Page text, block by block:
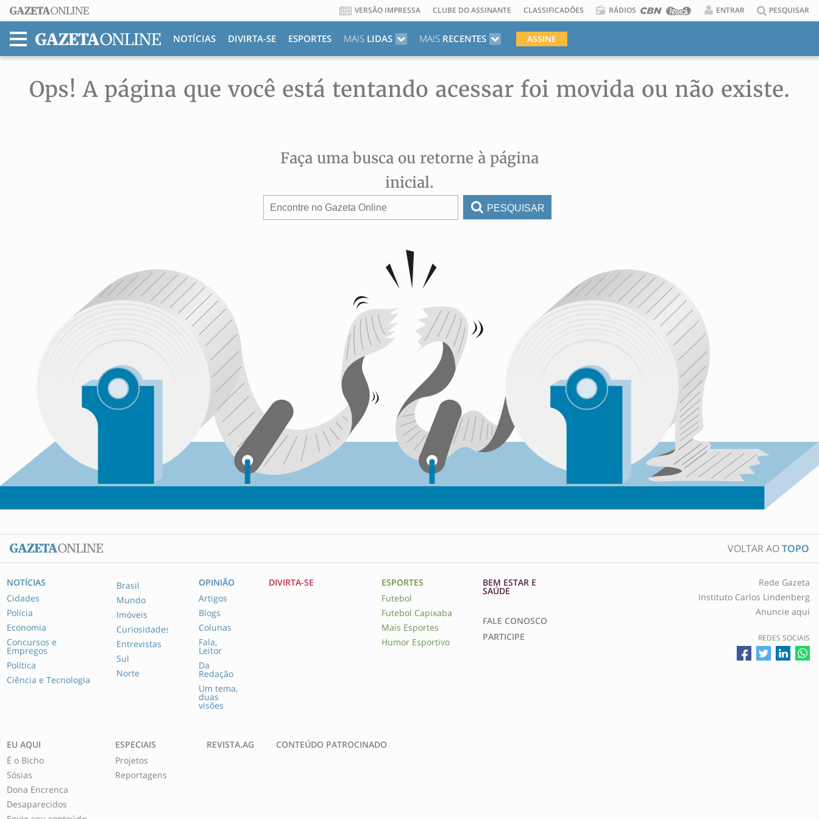
VERSÃO IMPRESSA CLUBE DO ASSINANTE CLASSIFICADÕES RÁDIOS ENTRAR PESQUISAR
MENU
NOTÍCIAS DIVIRTA-SE ESPORTES MAISLIDAS MAISRECENTES ASSINE
Ops! A página que você está tentando acessar foi movida ou não existe.
Faça uma busca ou retorne à página
inicial.
PESQUISAR
VOLTAR AOTOPO
NOTÍCIAS
Cidades
Polícia
Economia
Concursos e
Empregos
Política
Ciência e Tecnologia
Brasil
Mundo
Imóveis
Curiosidades
Entrevistas
Sul
Norte
OPINIÃO
Artigos
Blogs
Colunas
Fala,
Leitor
Da
Redação
Um tema,
duas
visões
DIVIRTA-SE
ESPORTES
Futebol
Futebol Capixaba
Mais Esportes
Humor Esportivo
BEM ESTAR E
SAÚDE
FALE CONOSCO
PARTICIPE
Rede Gazeta
Instituto Carlos Lindenberg
Anuncie aqui
REDES SOCIAIS
EU AQUI
É o Bicho
Sósias
Dona Encrenca
Desaparecidos
ESPECIAIS
Projetos
Reportagens
REVISTA.AG CONTEÚDO PATROCINADO